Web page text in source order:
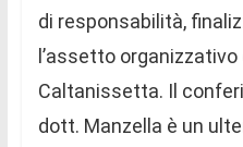
di responsabilità,
l’assetto organizzativo
Caltanissetta. Il
dott. Manzella è un